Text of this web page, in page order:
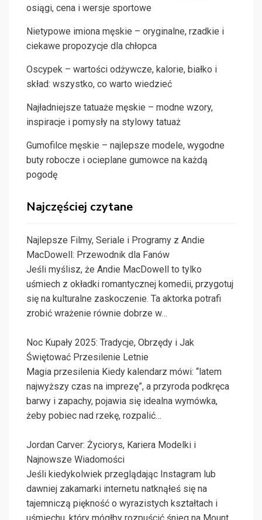
osiągi, cena i wersje sportowe
Nietypowe imiona męskie – oryginalne, rzadkie i
ciekawe propozycje dla chłopca
Oscypek – wartości odżywcze, kalorie, białko i
skład: wszystko, co warto wiedzieć
Najładniejsze tatuaże męskie – modne wzory,
inspiracje i pomysły na stylowy tatuaż
Gumofilce męskie – najlepsze modele, wygodne
buty robocze i ocieplane gumowce na każdą
pogodę
Najczęściej czytane
Najlepsze Filmy, Seriale i Programy z Andie
MacDowell: Przewodnik dla Fanów
Jeśli myślisz, że Andie MacDowell to tylko
uśmiech z okładki romantycznej komedii, przygotuj
się na kulturalne zaskoczenie. Ta aktorka potrafi
zrobić wrażenie równie dobrze w…
Noc Kupały 2025: Tradycje, Obrzędy i Jak
Świętować Przesilenie Letnie
Magia przesilenia Kiedy kalendarz mówi: “latem
najwyższy czas na imprezę”, a przyroda podkręca
barwy i zapachy, pojawia się idealna wymówka,
żeby pobiec nad rzekę, rozpalić…
Jordan Carver: Życiorys, Kariera Modelki i
Najnowsze Wiadomości
Jeśli kiedykolwiek przeglądając Instagram lub
dawniej zakamarki internetu natknąłeś się na
tajemniczą piękność o wyrazistych kształtach i